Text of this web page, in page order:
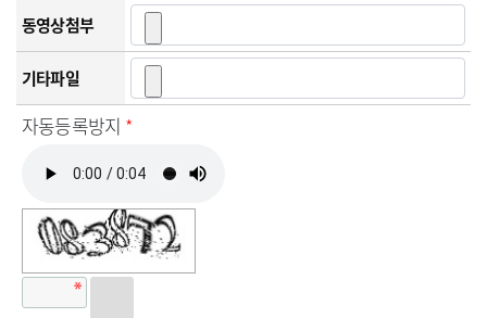
동영상첨부
기타파일
자동등록방지 *